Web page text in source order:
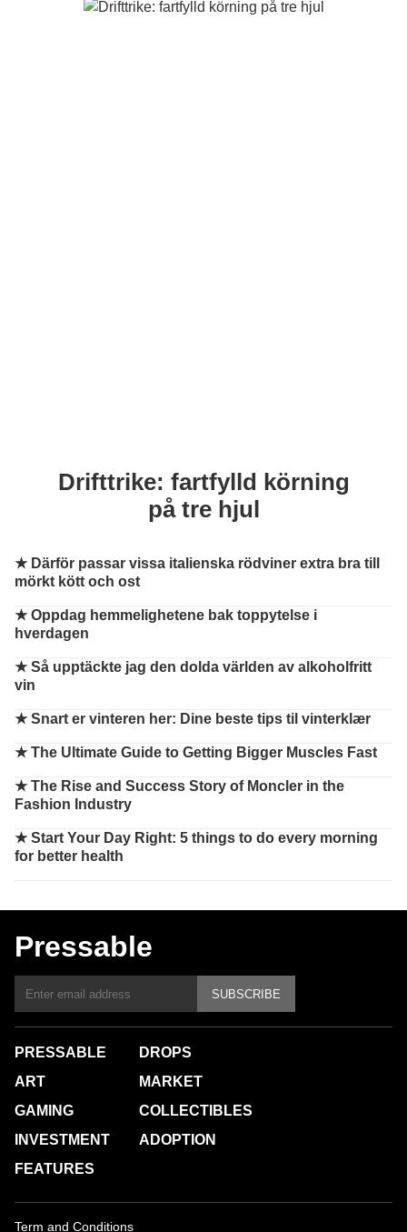
Drifttrike: fartfylld körning
på tre hjul
★ Därför passar vissa italienska rödviner extra bra till
mörkt kött och ost
★Oppdag hemmelighetene bak toppytelse i
hverdagen
★Så upptäckte jag den dolda världen av alkoholfritt
vin
★Snart er vinteren her: Dine beste tips til vinterklær
★The Ultimate Guide to Getting Bigger Muscles Fast
★The Rise and Success Story of Moncler in the
Fashion Industry
★Start Your Day Right: 5 things to do every morning
for better health
Pressable
SUBSCRIBE
PRESSABLE
ART
GAMING
INVESTMENT
FEATURES
DROPS
MARKET
COLLECTIBLES
ADOPTION
Term and Conditions